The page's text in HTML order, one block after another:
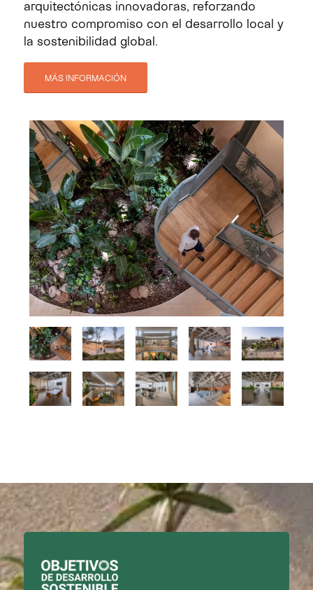
arquitectónicas innovadoras, reforzando
nuestro compromiso con el desarrollo local y
la sostenibilidad global.
MÁS INFORMACIÓN